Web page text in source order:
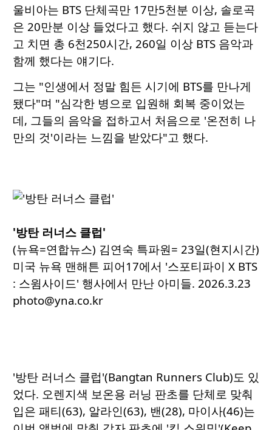
울비아는 BTS 단체곡만 17만5천분 이상, 솔로곡
은 20만분 이상 들었다고 했다. 쉬지 않고 듣는다
고 치면 총 6천250시간, 260일 이상 BTS 음악과
함께 했다는 얘기다.
그는 "인생에서 정말 힘든 시기에 BTS를 만나게
됐다"며 "심각한 병으로 입원해 회복 중이었는
데, 그들의 음악을 접하고서 처음으로 '온전히 나
만의 것'이라는 느낌을 받았다"고 했다.
'방탄 러너스 클럽'
(뉴욕=연합뉴스) 김연숙 특파원= 23일(현지시간)
미국 뉴욕 맨해튼 피어17에서 '스포티파이 X BTS
: 스윔사이드' 행사에서 만난 아미들. 2026.3.23
photo@yna.co.kr
'방탄 러너스 클럽'(Bangtan Runners Club)도 있
었다. 오렌지색 보온용 러닝 판초를 단체로 맞춰
입은 패티(63), 알라인(63), 밴(28), 마이사(46)는